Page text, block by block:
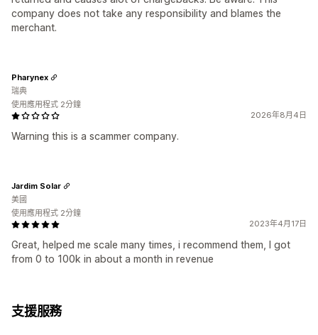
company does not take any responsibility and blames the
merchant.
2026年8月4日
Warning this is a scammer company.
Pharynex
瑞典
使用應用程式 2分鐘
2023年4月17日
Great, helped me scale many times, i recommend them, I got
from 0 to 100k in about a month in revenue
Jardim Solar
美國
使用應用程式 2分鐘
支援服務